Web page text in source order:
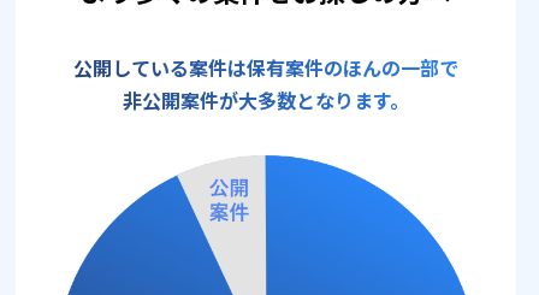
公開している案件は保有案件のほんの一部で
非公開案件が大多数となります。